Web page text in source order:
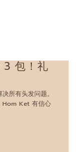
3 包！礼
所有头发问题。
Hom Ket 有信心